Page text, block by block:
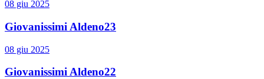
08 giu 2025
Giovanissimi Aldeno23
08 giu 2025
Giovanissimi Aldeno22